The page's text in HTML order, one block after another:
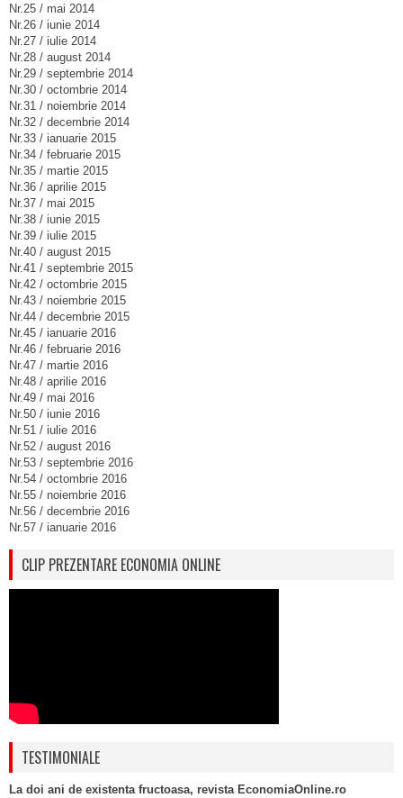
Nr.25 / mai 2014
Nr.26 / iunie 2014
Nr.27 / iulie 2014
Nr.28 / august 2014
Nr.29 / septembrie 2014
Nr.30 / octombrie 2014
Nr.31 / noiembrie 2014
Nr.32 / decembrie 2014
Nr.33 / ianuarie 2015
Nr.34 / februarie 2015
Nr.35 / martie 2015
Nr.36 / aprilie 2015
Nr.37 / mai 2015
Nr.38 / iunie 2015
Nr.39 / iulie 2015
Nr.40 / august 2015
Nr.41 / septembrie 2015
Nr.42 / octombrie 2015
Nr.43 / noiembrie 2015
Nr.44 / decembrie 2015
Nr.45 / ianuarie 2016
Nr.46 / februarie 2016
Nr.47 / martie 2016
Nr.48 / aprilie 2016
Nr.49 / mai 2016
Nr.50 / iunie 2016
Nr.51 / iulie 2016
Nr.52 / august 2016
Nr.53 / septembrie 2016
Nr.54 / octombrie 2016
Nr.55 / noiembrie 2016
Nr.56 / decembrie 2016
Nr.57 / ianuarie 2016
CLIP PREZENTARE ECONOMIA ONLINE
TESTIMONIALE
La doi ani de existenta fructoasa, revista EconomiaOnline.ro